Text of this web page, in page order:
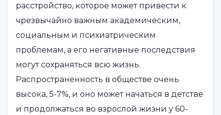
расстройство, которое может привести к
чрезвычайно важным академическим,
социальным и психиатрическим
проблемам, а его негативные последствия
могут сохраняться всю жизнь.
Распространенность в обществе очень
высока, 5-7%, и оно может начаться в детстве
и продолжаться во взрослой жизни у 60-